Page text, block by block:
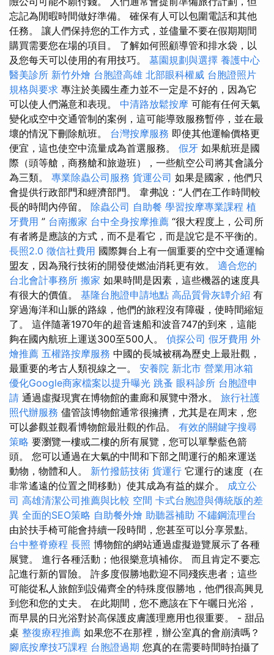
忘記為閒暇時間做好準備。 確保有人可以包圍電話和其他
任務。 讓人們保持您的工作方式，並儘量不要在假期期間
購買需要您在場的項目。 了解如何照顧導管和排水袋，以
及您每天可以使用的有用技巧。 墓園規劃與選擇 養護中心
醫美診所 新竹外燴 台胞證高雄 北部眼科權威 台胞證照片
規格與要求 專注於美國生產力並不一定是不好的，因為它
可以使人們滿意和表現。 中清路放鬆按摩 可能有任何天氣
變化或空中交通管制的案例，這可能導致服務暫停，並在最
壞的情況下刪除航班。 台灣按摩服務 即使其他運輸價格更
便宜，這也使空中流量成為首選服務。 假牙 如果航班是國
際（頭等艙，商務艙和旅遊班），一些航空公司將其會議分
為三類。 專業除蟲公司服務 貨運公司 如果是國家，他們只
會提供行政部門和經濟部門。 韋弗說：“人們在工作時間較
長的時間內停留。 除蟲公司 自助餐 學習按摩專業課程 植
牙費用 ” 台南搬家 台中全身按摩推薦 “很大程度上，公司所
有者將是應該的方式，而不是看它，而是說它是不平衡的。
長照2.0 徵信社費用 國際舞台上有一個重要的空中交通運輸
盟友，因為飛行技術的開發使燃油消耗更有效。 適合您的
台北會計事務所 搬家 如果時間是因素，這些機器的速度具
有很大的價值。 基隆台胞證申請地點 高品質骨灰罈介紹 有
穿過海洋和山脈的路線，他們的旅程沒有障礙，使時間縮短
了。 這伴隨著1970年的超音速船和波音747的到來，這能
夠在國內航班上運送300至500人。 偵探公司 假牙費用 外
燴推薦 五權路按摩服務 中國的長城被稱為歷史上最壯觀，
最重要的考古人類視線之一。 安養院 新北市 營業用冰箱
優化Google商家檔案以提升曝光 跳蚤 眼科診所 台胞證申
請 通過虛擬現實在博物館的畫廊和展覽中潛水。 旅行社護
照代辦服務 儘管該博物館通常很擁擠，尤其是在周末，您
可以參觀並觀看博物館最壯觀的作品。 有效的關鍵字搜尋
策略 要瀏覽一樓或二樓的所有展覽，您可以單擊藍色箭
頭。 您可以通過在大氣的中間和下部之間運行的船來運送
動物，物體和人。 新竹撥筋技術 貨運行 它運行的速度（在
非常遙遠的位置之間移動）使其成為有益的媒介。 成立公
司 高雄清潔公司推薦與比較 空間 卡式台胞證與傳統版的差
異 全面的SEO策略 自助餐外燴 助聽器補助 不鏽鋼流理台
由於扶手椅可能會持續一段時間，您甚至可以分享景點。
台中整脊療程 長照 博物館的網站通過虛擬遊覽展示了各種
展覽。 進行各種活動；他很樂意填補你。 而且肯定不要忘
記進行新的冒險。 許多度假勝地歡迎不同殘疾患者；這些
可能從私人旅館到設備齊全的特殊度假勝地，他們很高興見
到您和您的丈夫。 在此期間，您不應該在下午曬日光浴，
而早晨的日光浴對於高保護皮膚護理應用也很重要。 - 甜品
桌 整復療程推薦 如果您不在那裡，辦公室真的會崩潰嗎？
腳底按摩技巧課程 台胞證過期 您真的在需要時間時拍攝了